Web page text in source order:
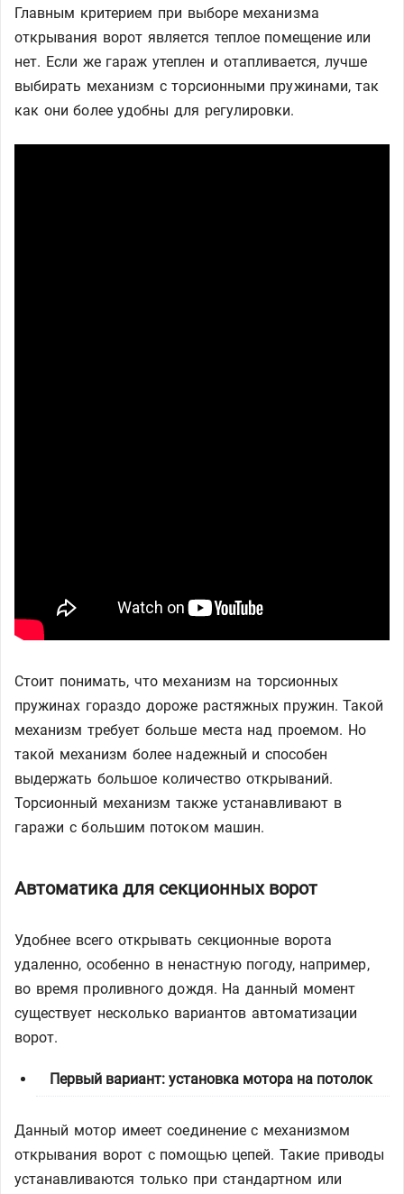
Главным критерием при выборе механизма
открывания ворот является теплое помещение или
нет. Если же гараж утеплен и отапливается, лучше
выбирать механизм с торсионными пружинами, так
как они более удобны для регулировки.
Стоит понимать, что механизм на торсионных
пружинах гораздо дороже растяжных пружин. Такой
механизм требует больше места над проемом. Но
такой механизм более надежный и способен
выдержать большое количество открываний.
Торсионный механизм также устанавливают в
гаражи с большим потоком машин.
Автоматика для секционных ворот
Удобнее всего открывать секционные ворота
удаленно, особенно в ненастную погоду, например,
во время проливного дождя. На данный момент
существует несколько вариантов автоматизации
ворот.
Первый вариант: установка мотора на потолок
Данный мотор имеет соединение с механизмом
открывания ворот с помощью цепей. Такие приводы
устанавливаются только при стандартном или